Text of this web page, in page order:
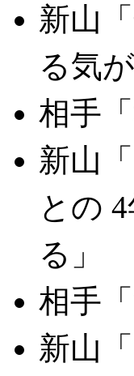
新山
る気
相手
新山
との
る」
相手
新山